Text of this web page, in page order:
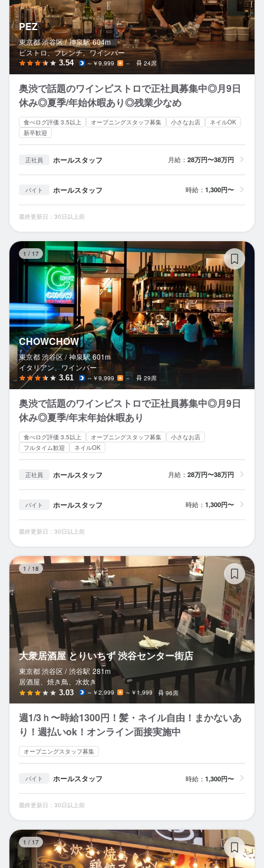
PEZ
東京都 渋谷区 / 神泉駅 604m
ビストロ、フレンチ、ワインバー
3.54 ～￥9,999 － 24席
奥渋で話題のワインビストロで正社員募集中◎月9日
休み◎夏季/年始休暇あり◎残業少なめ
食べログ評価 3.5以上 オープニングスタッフ募集 小さなお店
ネイルOK
新卒歓迎
正社員 ホールスタッフ 月給： 28万円〜38万円
バイト ホールスタッフ 時給： 1,300円〜
最終更新日：30日以上前
1 / 17
CHOWCHOW
東京都 渋谷区 / 神泉駅 601m
イタリアン、ワインバー
3.61 ～￥9,999 － 29席
奥渋で話題のワインビストロで正社員募集中◎月9日
休み◎夏季/年末年始休暇あり
食べログ評価 3.5以上 オープニングスタッフ募集
小さなお店
フルタイム歓迎
ネイルOK
正社員 ホールスタッフ 月給： 28万円〜38万円
バイト ホールスタッフ 時給： 1,300円〜
最終更新日：30日以上前
1 / 18
大衆居酒屋 とりいちず 渋谷センター街店
東京都 渋谷区 / 渋谷駅 281m
居酒屋、焼き鳥、水炊き
3.03 ～￥2,999 ～￥1,999 96席
週1/3ｈ〜時給1300円！髪・ネイル自由！まかないあ
り！週払いok！オンライン面接実施中
オープニングスタッフ募集
バイト ホールスタッフ 時給： 1,300円〜
最終更新日：30日以上前
1 / 17